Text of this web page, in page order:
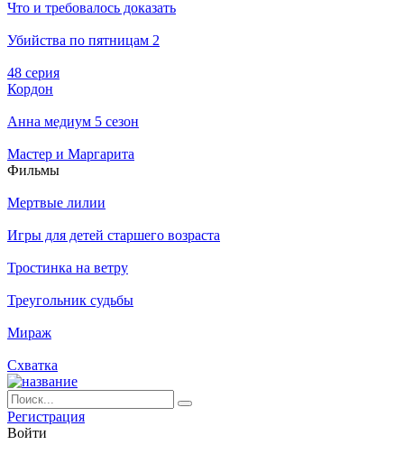
Что и требовалось доказать
Убийства по пятницам 2
48 серия
Кордон
Анна медиум 5 сезон
Мастер и Маргарита
Филь­мы
Мертвые лилии
Игры для детей старшего возраста
Тростинка на ветру
Треугольник судьбы
Мираж
Схватка
Ре­ги­ст­ра­ция
Вой­ти